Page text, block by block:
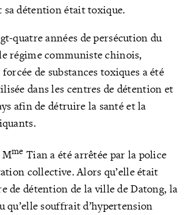
sa détention était toxique.
quatre années de persécution du
régime communiste chinois,
de substances toxiques a été
dans les centres de détention et
afin de détruire la santé et la
Mme Tian a été arrêtée par la police
collective. Alors qu’elle était
de détention de la ville de Datong, la
qu’elle souffrait d’hypertension